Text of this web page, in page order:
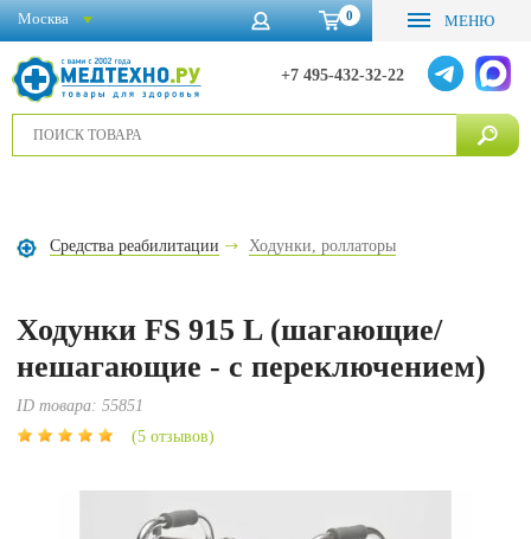
0 МЕНЮ
+7 495-432-32-22
Москва
Средства реабилитации Ходунки, роллаторы
Ходунки FS 915 L (шагающие/
нешагающие - с переключением)
ID товара:55851
(5 отзывов)